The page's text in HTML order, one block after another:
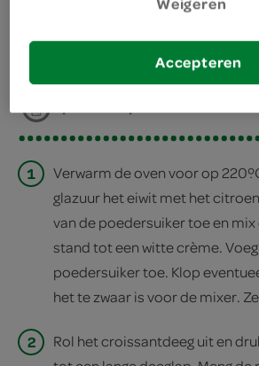
deel op twitter
deel op facebook
1
Verwarm de oven voor op
glazuur het eiwit met het
van de poedersuiker toe en
stand tot een witte crème.
poedersuiker toe. Klop
het te zwaar is voor de mixer.
2
Rol het croissantdeeg uit en
Accepteren